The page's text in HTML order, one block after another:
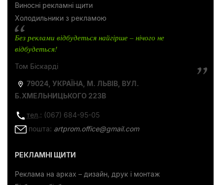
Виносні рекламні щити
Холодильники з рекламою
Без реклами відбудеться найгірше – нічого не
відбудеться!
Том Біскарді
79024, УКРАЇНА, М. ЛЬВІВ, ВУЛ.
Б.ХМЕЛЬНИЦЬКОГО 223В
тел.: (067) 684-95-05
пошта: artprom.office@gmail.com
РЕКЛАМНІ ЩИТИ
Реклама на арках – дизайн, друк і монтаж